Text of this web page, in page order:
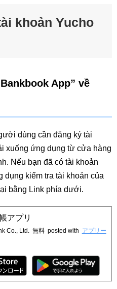
khoản Yucho
App” về
dùng cần đăng ký tài
xuống ứng dụng từ cửa hàng
Nếu bạn đã có tài khoản
dụng kiểm tra tài khoản của
bằng Link phía dưới.
アプリ
Co., Ltd. 無料 posted with アプリー